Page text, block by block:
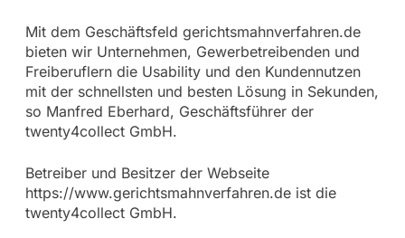
Mit dem Geschäftsfeld gerichtsmahnverfahren.de
bieten wir Unternehmen, Gewerbetreibenden und
Freiberuflern die Usability und den Kundennutzen
mit der schnellsten und besten Lösung in Sekunden,
so Manfred Eberhard, Geschäftsführer der
twenty4collect GmbH.
Betreiber und Besitzer der Webseite
https://www.gerichtsmahnverfahren.de ist die
twenty4collect GmbH.